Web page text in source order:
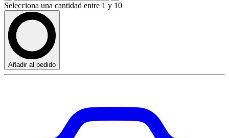
Selecciona una cantidad entre 1 y 10
Añadir al pedido